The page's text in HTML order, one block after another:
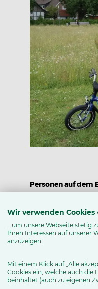
Personen auf dem
Christiane
Georg Wagner |
Barbara Menne |
Wir verwenden Cookies
...um unsere Webseite stetig
Ihren Interessen auf unserer
anzuzeigen.
Mit einem Klick auf „Alle
Cookies ein, welche auch die
beinhaltet (auch zu eigenen